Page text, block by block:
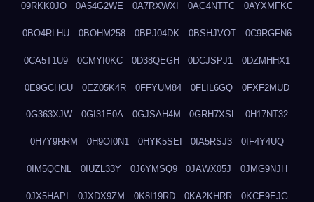
09RKK0JO 0A54G2WE 0A7RXWXI 0AG4NTTC 0AYXMFKC
0BO4RLHU 0BOHM258 0BPJ04DK 0BSHJVOT 0C9RGFN6
0CA5T1U9 0CMYI0KC 0D38QEGH 0DCJSPJ1 0DZMHHX1
0E9GCHCU 0EZ05K4R 0FFYUM84 0FLIL6GQ 0FXF2MUD
0G363XJW 0GI31E0A 0GJSAH4M 0GRH7XSL 0H17NT32
0H7Y9RRM 0H9OI0N1 0HYK5SEI 0IA5RSJ3 0IF4Y4UQ
0IM5QCNL 0IUZL33Y 0J6YMSQ9 0JAWX05J 0JMG9NJH
0JX5HAPI 0JXDX9ZM 0K8I19RD 0KA2KHRR 0KCE9EJG